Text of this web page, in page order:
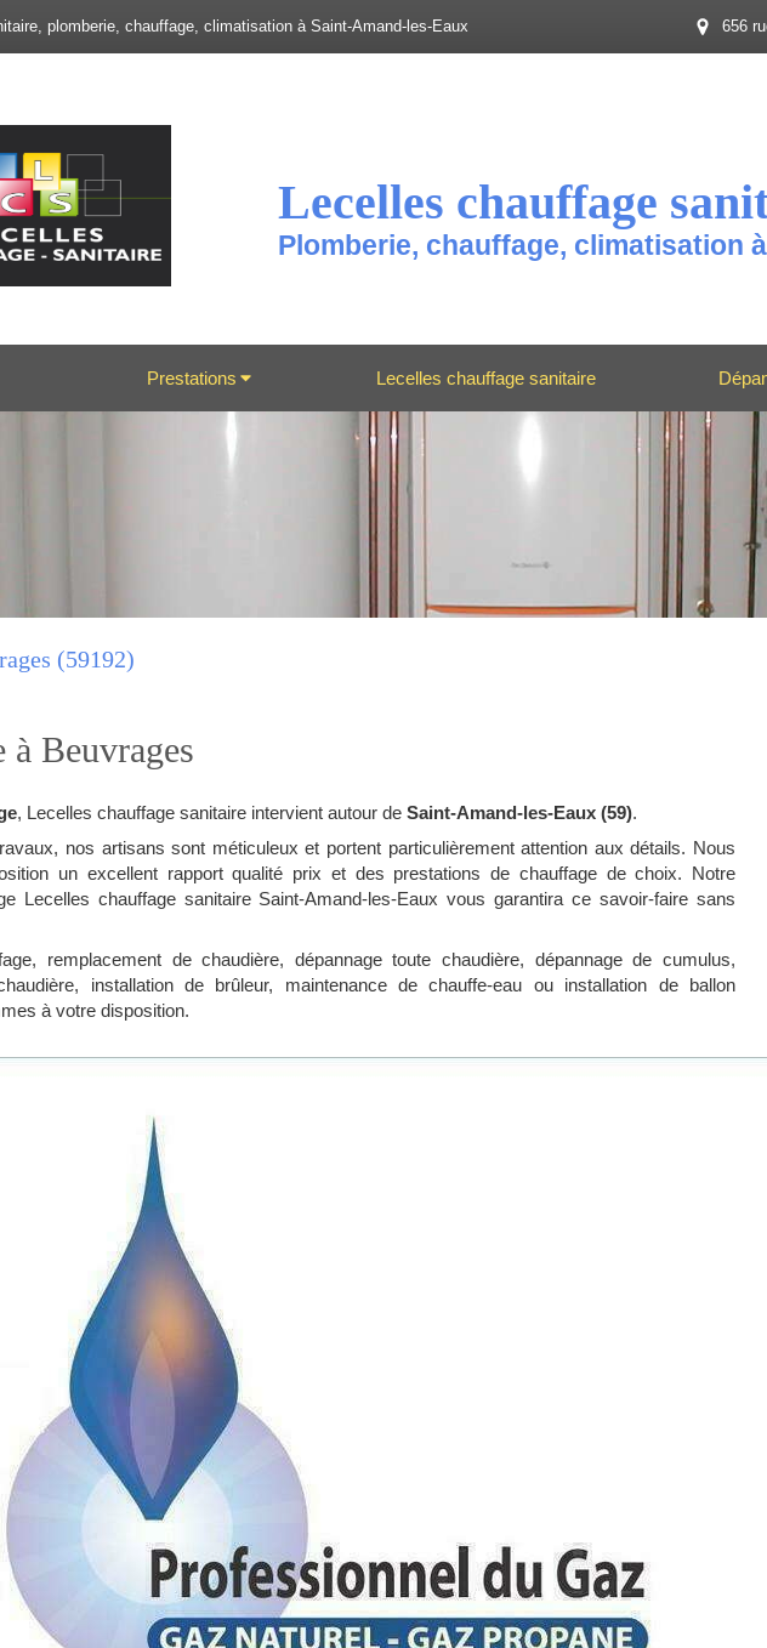
plomberie, chauffage, climatisation à Saint-Amand-les-Eaux 656
Lecelles chauffage
Plomberie, chauffage, climatisation
Prestations Lecelles chauffage sanitaire
(59192)
à Beuvrages
, Lecelles chauffage sanitaire intervient autour de Saint-Amand-les-Eaux (59).
nos artisans sont méticuleux et portent particulièrement attention aux détails. Nous
un excellent rapport qualité prix et des prestations de chauffage de choix. Notre
Lecelles chauffage sanitaire Saint-Amand-les-Eaux vous garantira ce savoir-faire sans
remplacement de chaudière, dépannage toute chaudière, dépannage de cumulus,
installation de brûleur, maintenance de chauffe-eau ou installation de ballon
à votre disposition.